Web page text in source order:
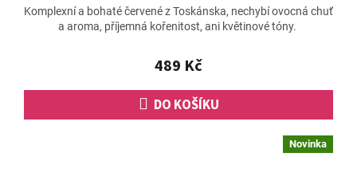
produktu
je
z
5
hvězdiček.
489 Kč
DO KOŠÍKU
Komplexní a bohaté červené z Toskánska, nechybí ovocná chuť
a aroma, příjemná kořenitost, ani květinové tóny.
Novinka